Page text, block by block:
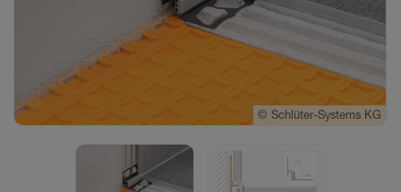
© Schlüter-Systems KG
© Schlüter-Systems KG